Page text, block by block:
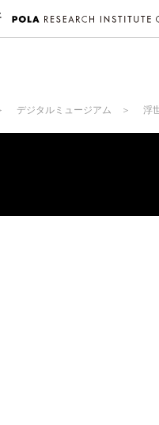
デジタルミュージアム 浮